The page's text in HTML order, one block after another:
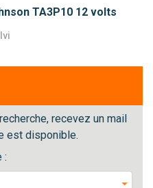
TA3P10 12 volts
recevez un mail
est disponible.
: